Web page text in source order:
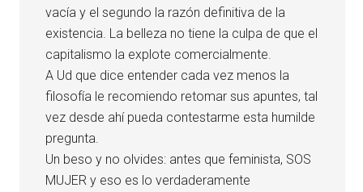
vacía y el segundo la razón definitiva de la
existencia. La belleza no tiene la culpa de que el
capitalismo la explote comercialmente.
A Ud que dice entender cada vez menos la
filosofía le recomiendo retomar sus apuntes, tal
vez desde ahí pueda contestarme esta humilde
pregunta.
Un beso y no olvides: antes que feminista, SOS
MUJER y eso es lo verdaderamente